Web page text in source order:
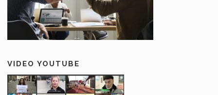
VIDEO YOUTUBE